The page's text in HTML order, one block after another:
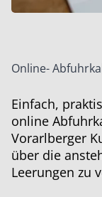
Online-
Einfach,
online
Vorarlberger
über die
Leerungen zu